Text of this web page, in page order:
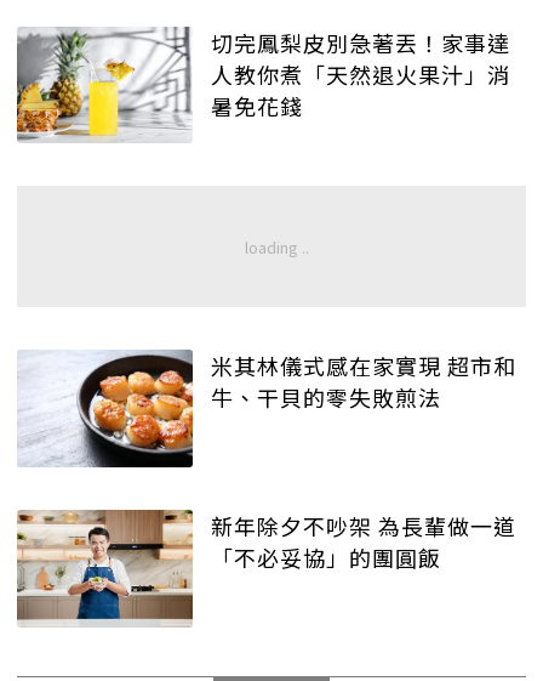
切完鳳梨皮別急著丟！家事達
人教你煮「天然退火果汁」消
暑免花錢
米其林儀式感在家實現 超市和
牛、干貝的零失敗煎法
新年除夕不吵架 為長輩做一道
「不必妥協」的團圓飯